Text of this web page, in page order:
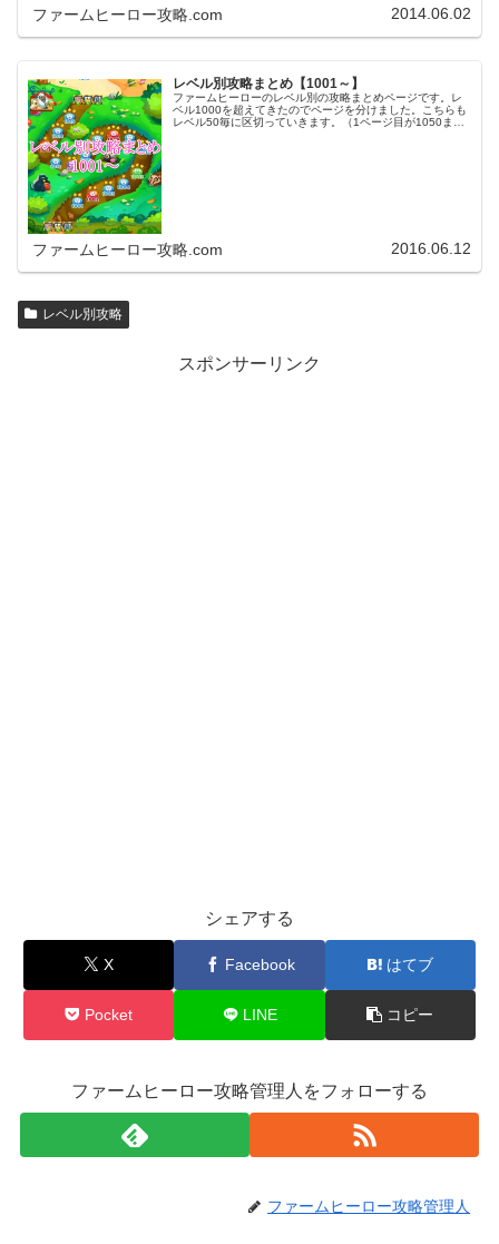
ファームヒーロー攻略.com 2014.06.02
レベル別攻略まとめ【1001～】
ファームヒーローのレベル別の攻略まとめページです。レ
ベル1000を超えてきたのでページを分けました。こちらも
レベル50毎に区切っていきます。（1ページ目が1050ま
ファームヒーロー攻略.com 2016.06.12
レベル別攻略
スポンサーリンク
シェアする
X Facebook はてブ
Pocket LINE コピー
ファームヒーロー攻略管理人をフォローする
ファームヒーロー攻略管理人